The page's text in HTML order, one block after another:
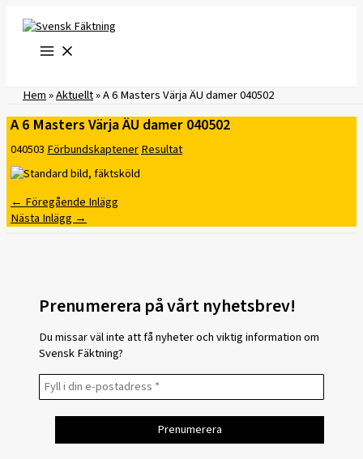
innehåll
Hem»Aktuellt»A 6 Masters Värja ÄU damer 040502
A 6 Masters Värja ÄU damer 040502
040503FörbundskaptenerResultat
← Föregående Inlägg
Nästa Inlägg →
Prenumerera på vårt nyhetsbrev!
Du missar väl inte att få nyheter och viktig information om
Svensk Fäktning?